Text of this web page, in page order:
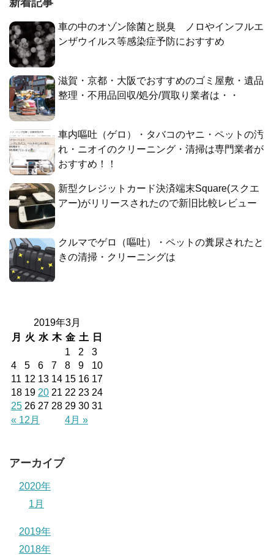
車の中のオゾン除菌と脱臭 ノロやインフルエ
ンザウイルス等感染症予防におすすめ
滋賀・京都・大阪でおすすめのゴミ屋敷・遺品
整理・不用品回収/処分/買取り業者は・・
車内嘔吐（ゲロ）・タバコのヤニ・ペットの汚
れ・ニオイのクリーニング・清掃は専門業者が
おすすめ！！
新型クレジットカード決済端末Square(スクエ
アー)がリリースされたので新旧比較レビュー
クルマでゲロ（嘔吐）・ペットの糞尿されたと
きの清掃・クリーニングは
2019年3月
月
火 水 木 金 土 日
« 12月 4月 »
1 2
3
4
5 6 7 8 9
10
11 12 13 14 15 16 17
18 19 20 21 22 23 24
25 26 27 28 29 30 31
アーカイブ
2020年
1月
2019年
2018年